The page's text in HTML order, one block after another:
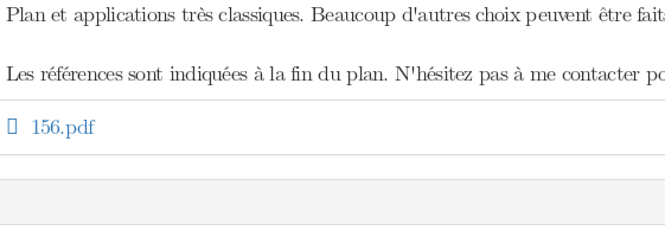
Plan et applications très classiques. Beaucoup d'autres choix peuvent être
Les références sont indiquées à la fin du plan. N'hésitez pas à me contacter
156.pdf